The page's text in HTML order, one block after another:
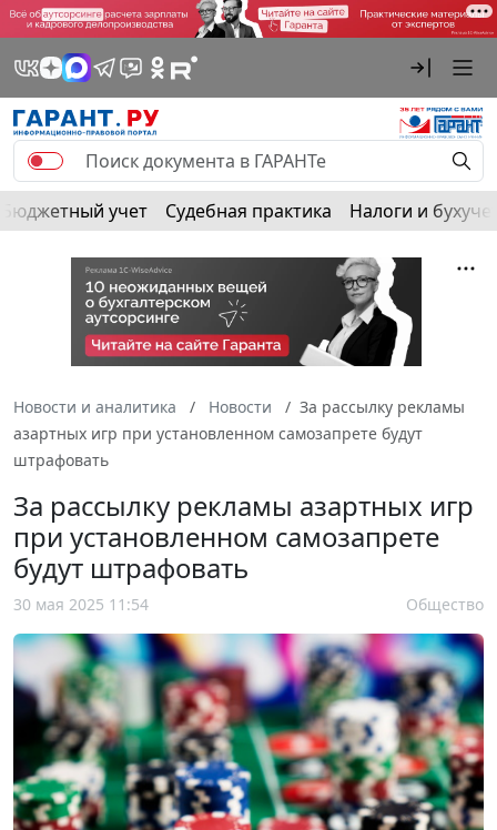
Бюджетный учет Судебная практика Налоги и
Новости и аналитика Новости
За рассылку рекламы
азартных игр при установленном самозапрете будут
штрафовать
За рассылку рекламы азартных игр
при установленном самозапрете
будут штрафовать
30 мая 2025 11:54 Общество